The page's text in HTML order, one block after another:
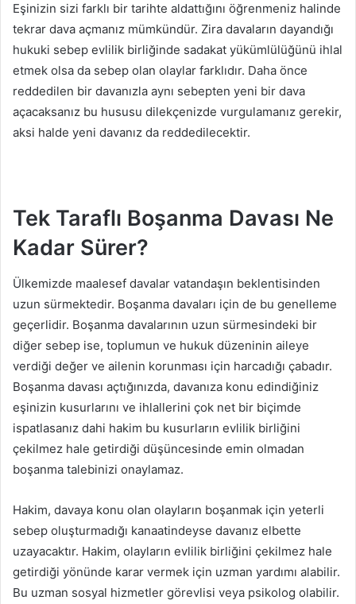
Eşinizin sizi farklı bir tarihte aldattığını öğrenmeniz halinde
tekrar dava açmanız mümkündür. Zira davaların dayandığı
hukuki sebep evlilik birliğinde sadakat yükümlülüğünü ihlal
etmek olsa da sebep olan olaylar farklıdır. Daha önce
reddedilen bir davanızla aynı sebepten yeni bir dava
açacaksanız bu hususu dilekçenizde vurgulamanız gerekir,
aksi halde yeni davanız da reddedilecektir.
Tek Taraflı Boşanma Davası Ne
Kadar Sürer?
Ülkemizde maalesef davalar vatandaşın beklentisinden
uzun sürmektedir. Boşanma davaları için de bu genelleme
geçerlidir. Boşanma davalarının uzun sürmesindeki bir
diğer sebep ise, toplumun ve hukuk düzeninin aileye
verdiği değer ve ailenin korunması için harcadığı çabadır.
Boşanma davası açtığınızda, davanıza konu edindiğiniz
eşinizin kusurlarını ve ihlallerini çok net bir biçimde
ispatlasanız dahi hakim bu kusurların evlilik birliğini
çekilmez hale getirdiği düşüncesinde emin olmadan
boşanma talebinizi onaylamaz.
Hakim, davaya konu olan olayların boşanmak için yeterli
sebep oluşturmadığı kanaatindeyse davanız elbette
uzayacaktır. Hakim, olayların evlilik birliğini çekilmez hale
getirdiği yönünde karar vermek için uzman yardımı alabilir.
Bu uzman sosyal hizmetler görevlisi veya psikolog olabilir.